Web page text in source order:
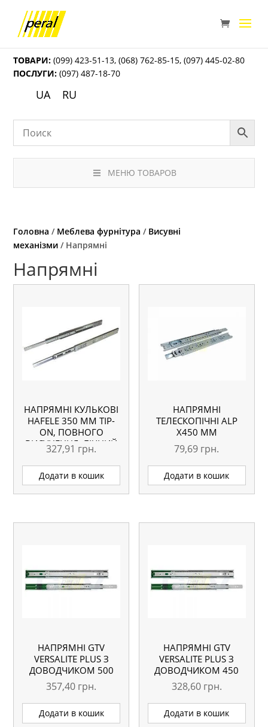
ТОВАРИ: (099) 423-51-13,(068) 762-85-15,(097) 445-02-80
ПОСЛУГИ: (097) 487-18-70
UA RU
МЕНЮ ТОВАРОВ
Головна / Меблева фурнітура / Висувні
механізми / Напрямні
Напрямні
НАПРЯМНІ КУЛЬКОВІ
HAFELE 350 ММ TIP-
ON, ПОВНОГО
ВИСУНЕННЯ, БІЧНИЙ
МОНТАЖ
327,91 грн.
Додати в кошик
НАПРЯМНІ
ТЕЛЕСКОПІЧНІ АLP
Х450 ММ
79,69 грн.
Додати в кошик
НАПРЯМНІ GTV
VERSALITE PLUS З
ДОВОДЧИКОМ 500
ММ
357,40 грн.
Додати в кошик
НАПРЯМНІ GTV
VERSALITE PLUS З
ДОВОДЧИКОМ 450
ММ
328,60 грн.
Додати в кошик